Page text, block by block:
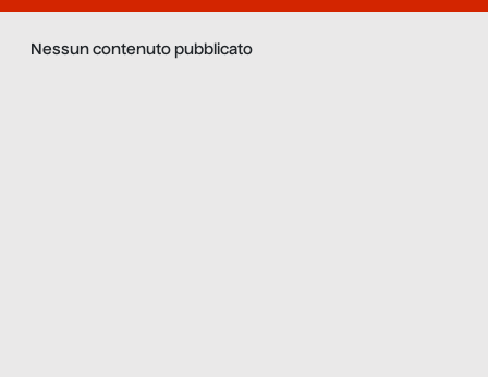
Nessun contenuto pubblicato